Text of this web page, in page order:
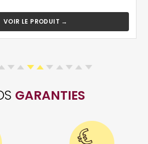
VOIR LE PRODUIT →
GARANTIES